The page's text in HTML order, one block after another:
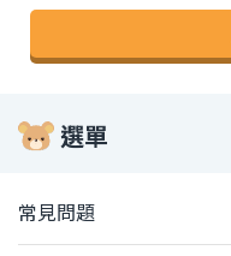
選單
常見問題